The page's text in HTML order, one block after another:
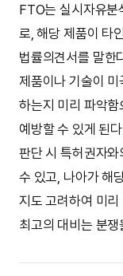
FTO는 실시자유분
로, 해당 제품이 타
법률의견서를 말한
제품이나 기술이
하는지 미리 파악
예방할 수 있게 된
판단 시 특허권자
수 있고, 나아가 해
지도 고려하여 미
최고의 대비는 분